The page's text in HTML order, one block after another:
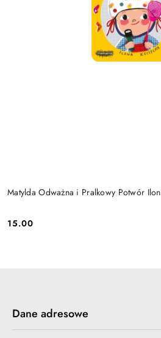
Matylda Odważna i Pralkowy Potwór
Cena:
15.00
Dane adresowe